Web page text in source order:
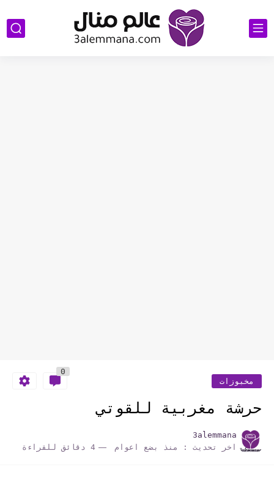
مخبوزات
0
حرشة مغربية للقوتي
3alemmana
اخر تحديث :
منذ بضع اعوام 4 دقائق للقراءة